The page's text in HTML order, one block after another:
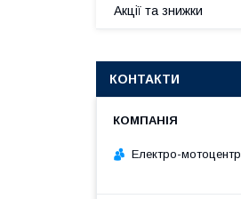
Акції та знижки
КОНТАКТИ
Електро-мотоцентр